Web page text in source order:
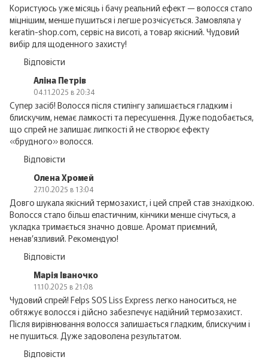
Користуюсь уже місяць і бачу реальний ефект — волосся стало
міцнішим, менше пушиться і легше розчісується. Замовляла у
keratin-shop.com, сервіс на висоті, а товар якісний. Чудовий
вибір для щоденного захисту!
Відповісти
Аліна Петрів
04.11.2025 в 20:34
Супер засіб! Волосся після стилінгу залишається гладким і
блискучим, немає ламкості та пересушення. Дуже подобається,
що спрей не залишає липкості й не створює ефекту
«брудного» волосся.
Відповісти
Олена Хромей
27.10.2025 в 13:04
Довго шукала якісний термозахист, і цей спрей став знахідкою.
Волосся стало більш еластичним, кінчики менше січуться, а
укладка тримається значно довше. Аромат приємний,
ненав’язливий. Рекомендую!
Відповісти
Марія Іваночко
11.10.2025 в 21:08
Чудовий спрей! Felps SOS Liss Express легко наноситься, не
обтяжує волосся і дійсно забезпечує надійний термозахист.
Після вирівнювання волосся залишається гладким, блискучим і
не пушиться. Дуже задоволена результатом.
Відповісти